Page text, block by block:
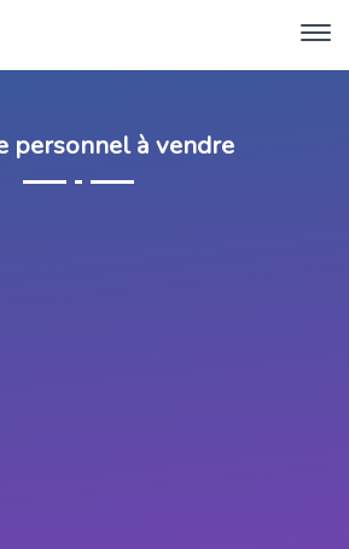
personnel à vendre